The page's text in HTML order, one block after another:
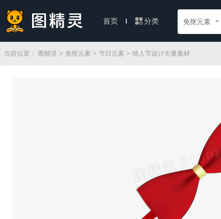
首页 分类 免抠元素
当前位置： 图精灵 > 免抠元素 > 节日元素 > 情人节设计矢量素材